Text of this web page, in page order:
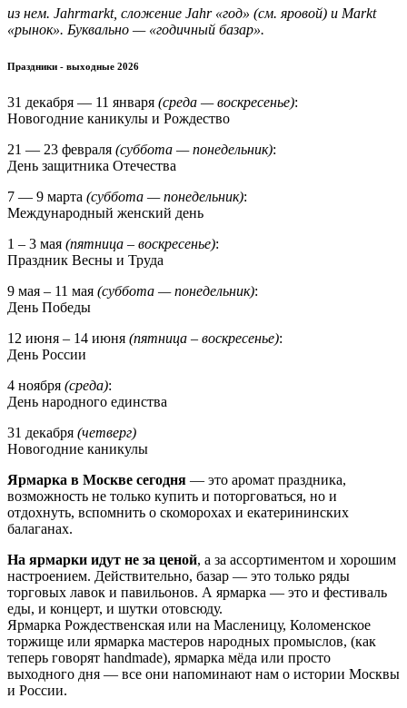
из нем. Jahrmarkt, сложение Jahr «год» (см. яровой) и Markt
«рынок». Буквально — «годичный базар».
Праздники - выходные 2026
31 декабря — 11 января (среда — воскресенье):
Новогодние каникулы и Рождество
21 — 23 февраля (суббота — понедельник):
День защитника Отечества
7 — 9 марта (суббота — понедельник):
Международный женский день
1 – 3 мая (пятница – воскресенье):
Праздник Весны и Труда
9 мая – 11 мая (суббота — понедельник):
День Победы
12 июня – 14 июня (пятница – воскресенье):
День России
4 ноября (среда):
День народного единства
31 декабря (четверг)
Новогодние каникулы
Ярмарка в Москве сегодня — это аромат праздника,
возможность не только купить и поторговаться, но и
отдохнуть, вспомнить о скоморохах и екатерининских
балаганах.
На ярмарки идут не за ценой, а за ассортиментом и хорошим
настроением. Действительно, базар — это только ряды
торговых лавок и павильонов. А ярмарка — это и фестиваль
еды, и концерт, и шутки отовсюду.
Ярмарка Рождественская или на Масленицу, Коломенское
торжище или ярмарка мастеров народных промыслов, (как
теперь говорят handmade), ярмарка мёда или просто
выходного дня — все они напоминают нам о истории Москвы
и России.